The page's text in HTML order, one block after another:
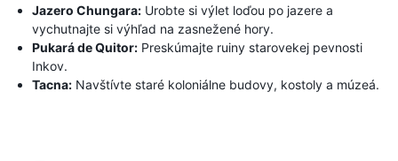
Jazero Chungara: Urobte si výlet loďou po jazere a
vychutnajte si výhľad na zasnežené hory.
Pukará de Quitor: Preskúmajte ruiny starovekej pevnosti
Inkov.
Tacna: Navštívte staré koloniálne budovy, kostoly a múzeá.